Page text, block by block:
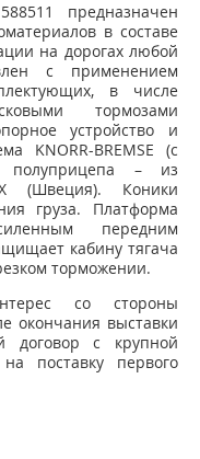
предназначен
в составе
на дорогах любой
с применением
в числе
тормозами
устройство и
KNORR-BREMSE (с
– из
(Швеция). Коники
груза. Платформа
передним
кабину тягача
торможении.
со стороны
окончания выставки
договор с крупной
на поставку первого